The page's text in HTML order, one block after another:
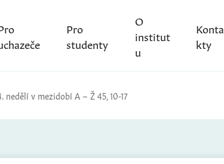
Pro
studenty
O
institut
u
Konta
kty
nedělí v mezidobí A – Ž 45, 10-17